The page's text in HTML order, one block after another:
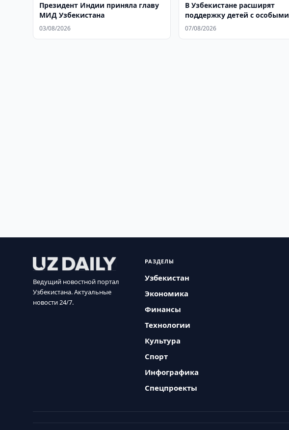
Президент Индии приняла главу
МИД Узбекистана
03/08/2026
В Узбекистане расширят
поддержку детей с особыми
образовательными
07/08/2026
Ведущий новостной портал
Узбекистана. Актуальные
новости 24/7.
РАЗДЕЛЫ
Узбекистан
Экономика
Финансы
Технологии
Культура
Спорт
Инфографика
Спецпроекты